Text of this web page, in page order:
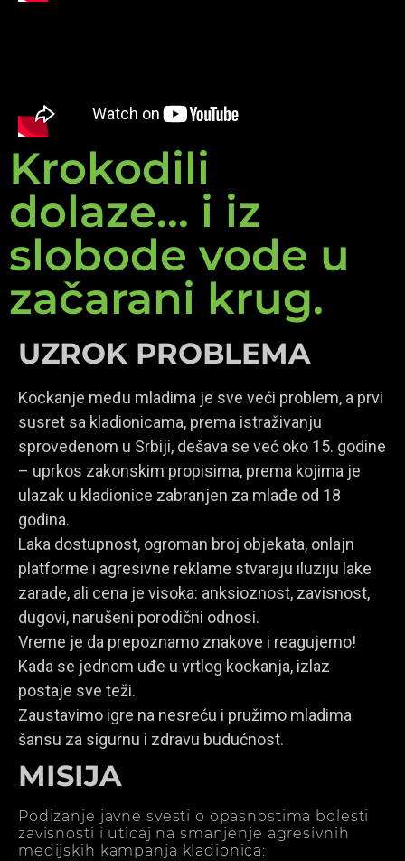
Krokodili
dolaze... i iz
slobode vode u
začarani krug.
UZROK PROBLEMA
Kockanje među mladima je sve veći problem, a prvi
susret sa kladionicama, prema istraživanju
sprovedenom u Srbiji, dešava se već oko 15. godine
– uprkos zakonskim propisima, prema kojima je
ulazak u kladionice zabranjen za mlađe od 18
godina.
Laka dostupnost, ogroman broj objekata, onlajn
platforme i agresivne reklame stvaraju iluziju lake
zarade, ali cena je visoka: anksioznost, zavisnost,
dugovi, narušeni porodični odnosi.
Vreme je da prepoznamo znakove i reagujemo!
Kada se jednom uđe u vrtlog kockanja, izlaz
postaje sve teži.
Zaustavimo igre na nesreću i pružimo mladima
šansu za sigurnu i zdravu budućnost.
MISIJA
Podizanje javne svesti o opasnostima bolesti
zavisnosti i uticaj na smanjenje agresivnih
medijskih kampanja kladionica: